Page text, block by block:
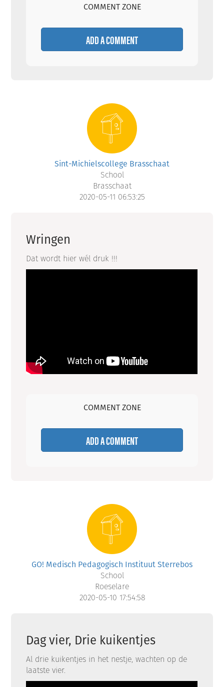
COMMENT ZONE
ADD A COMMENT
Sint-Michielscollege Brasschaat
School
Brasschaat
2020-05-11 06:53:25
Wringen
Dat wordt hier wél druk !!!
COMMENT ZONE
ADD A COMMENT
GO! Medisch Pedagogisch Instituut Sterrebos
School
Roeselare
2020-05-10 17:54:58
Dag vier, Drie kuikentjes
Al drie kuikentjes in het nestje, wachten op de
laatste vier.